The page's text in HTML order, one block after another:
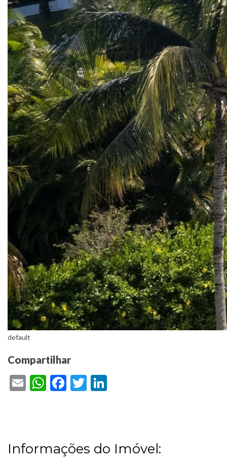
default
Compartilhar
EmailWhatsApp
Facebook
Twitter
Informações do Imóvel: